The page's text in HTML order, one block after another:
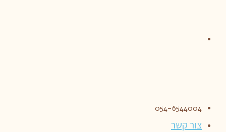
054-6544004
צור קשר